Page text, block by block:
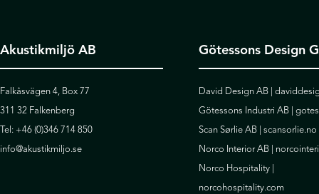
Akustikmiljö AB
Falkåsvägen 4, Box 77
311 32 Falkenberg
Tel: +46 (0)346 714 850
info@akustikmiljo.se
Götessons Design
David Design AB |
Götessons Industri AB |
Scan Sørlie AB | scansorlie.no
Norco Interior AB |
Norco Hospitality |
norcohospitality.com